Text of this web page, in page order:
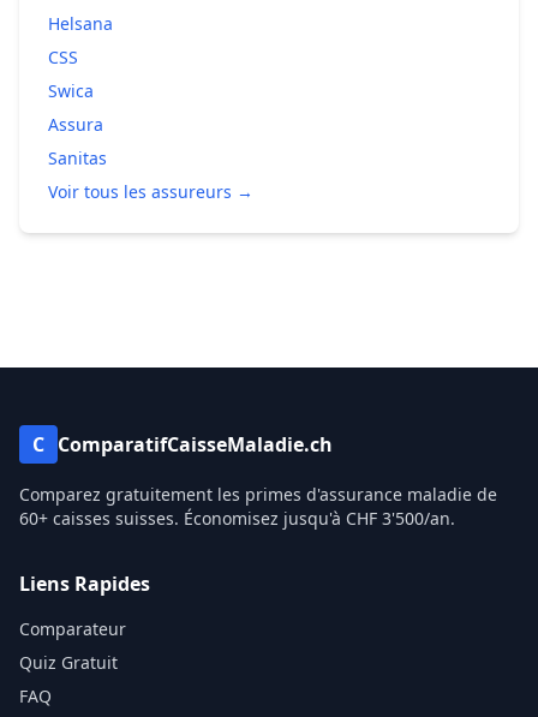
Helsana
CSS
Swica
Assura
Sanitas
Voir tous les assureurs →
C ComparatifCaisseMaladie.ch
Comparez gratuitement les primes d'assurance maladie de
60+ caisses suisses. Économisez jusqu'à CHF 3'500/an.
Liens Rapides
Comparateur
Quiz Gratuit
FAQ